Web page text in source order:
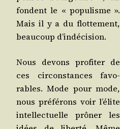
fondent le « popu­lisme ».
Mais il y a du flot­te­ment,
beau­coup d’indécision.
Nous devons pro­fi­ter de
ces cir­cons­tances favo­
rables. Mode pour mode,
nous pré­fé­rons voir l’é­lite
intel­lec­tuelle prô­ner les